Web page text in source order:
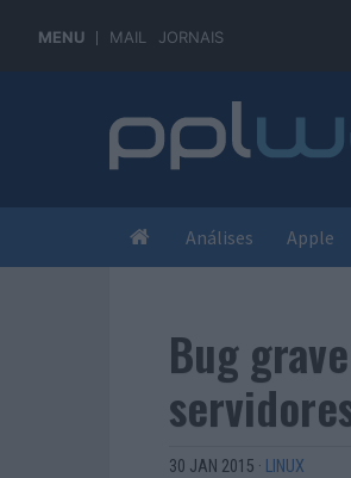
MENU MAIL JORNAIS
Análises Apple
Bug
30 JAN 2015 · LINUX